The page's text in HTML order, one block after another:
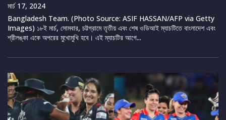
মার্চ 17, 2024
Bangladesh Team. (Photo Source: ASIF HASSAN/AFP via Getty
Images) ১৮ই মার্চ, সোমবার, চট্টগ্রামে তৃতীয় এবং শেষ ওডিআই ম্যাচটিতে বাংলাদেশ এবং
শ্রীলঙ্কা একে অপরের মুখোমুখি হবে। এই ম্যাচটির আগে...